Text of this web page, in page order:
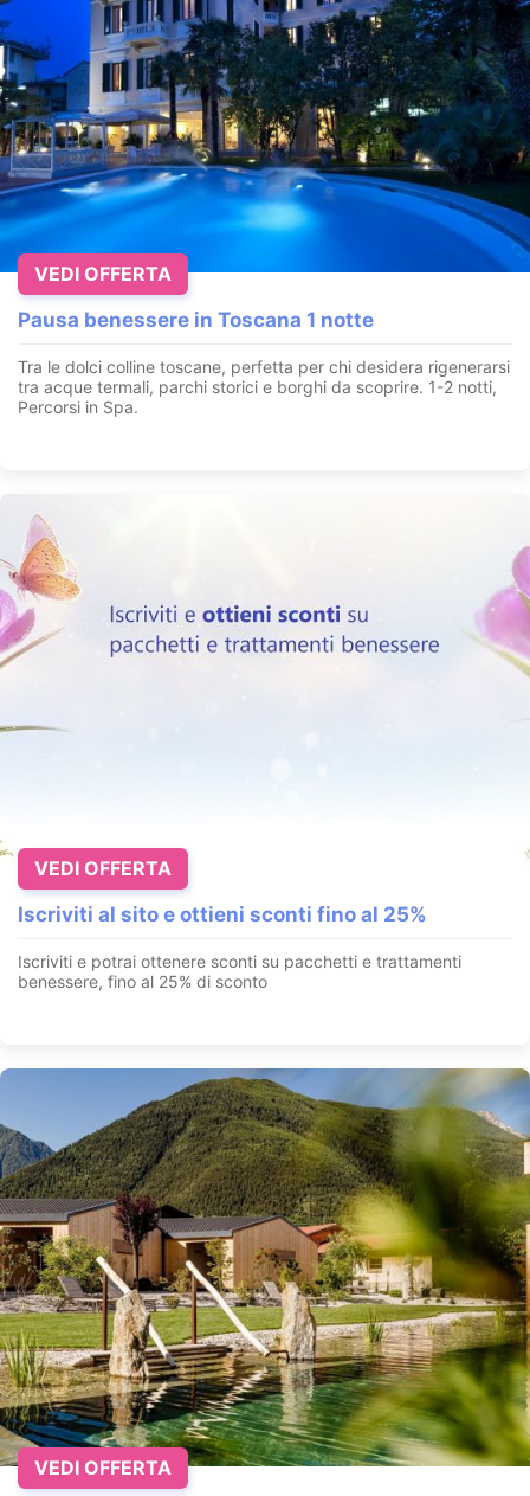
Pausa benessere in Toscana 1 notte
Tra le dolci colline toscane, perfetta per chi desidera rigenerarsi
tra acque termali, parchi storici e borghi da scoprire. 1-2 notti,
Percorsi in Spa.
VEDI OFFERTA
Iscriviti al sito e ottieni sconti fino al 25%
Iscriviti e potrai ottenere sconti su pacchetti e trattamenti
benessere, fino al 25% di sconto
VEDI OFFERTA
VEDI OFFERTA